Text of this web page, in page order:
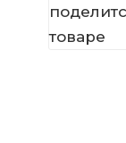
товаре